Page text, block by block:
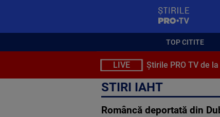
TOP CITITE
LIVE Știrile PRO TV de
STIRI IAHT
Româncă deportată din